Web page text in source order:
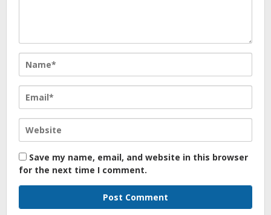
Save my name, email, and website in this browser
for the next time I comment.